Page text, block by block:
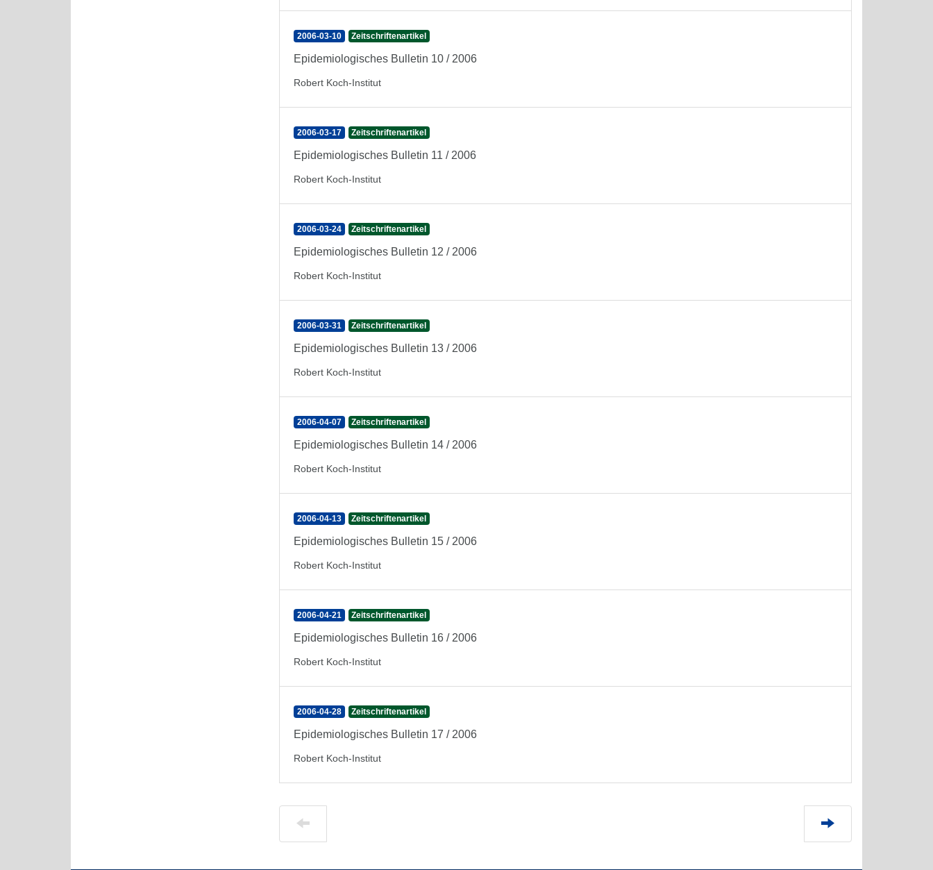
2006-03-10 Zeitschriftenartikel
Epidemiologisches Bulletin 10 / 2006
Robert Koch-Institut
2006-03-17 Zeitschriftenartikel
Epidemiologisches Bulletin 11 / 2006
Robert Koch-Institut
2006-03-24 Zeitschriftenartikel
Epidemiologisches Bulletin 12 / 2006
Robert Koch-Institut
2006-03-31 Zeitschriftenartikel
Epidemiologisches Bulletin 13 / 2006
Robert Koch-Institut
2006-04-07 Zeitschriftenartikel
Epidemiologisches Bulletin 14 / 2006
Robert Koch-Institut
2006-04-13 Zeitschriftenartikel
Epidemiologisches Bulletin 15 / 2006
Robert Koch-Institut
2006-04-21 Zeitschriftenartikel
Epidemiologisches Bulletin 16 / 2006
Robert Koch-Institut
2006-04-28 Zeitschriftenartikel
Epidemiologisches Bulletin 17 / 2006
Robert Koch-Institut